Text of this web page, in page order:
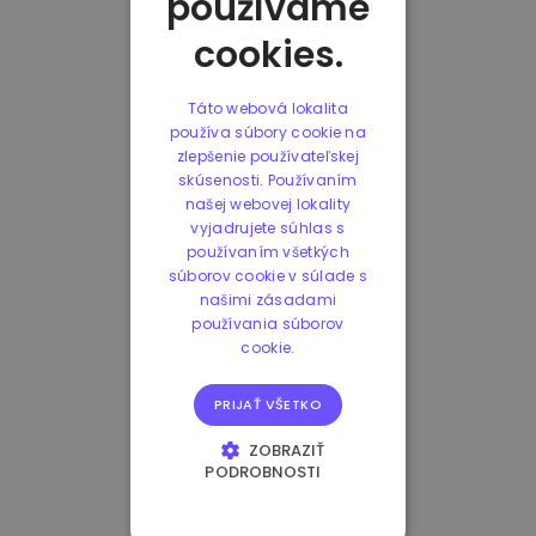
cookies.
Táto webová lokalita
používa súbory cookie na
zlepšenie používateľskej
skúsenosti. Používaním
našej webovej lokality
vyjadrujete súhlas s
používaním všetkých
súborov cookie v súlade s
našimi zásadami
používania súborov
cookie.
PRIJAŤ VŠETKO
ZOBRAZIŤ
PODROBNOSTI